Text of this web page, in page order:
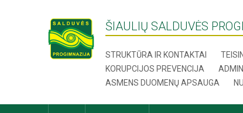
ŠIAULIŲ SALDUVĖS
STRUKTŪRA IR KONTAKTAI
KORUPCIJOS PREVENCIJA
ASMENS DUOMENŲ APSAUGA